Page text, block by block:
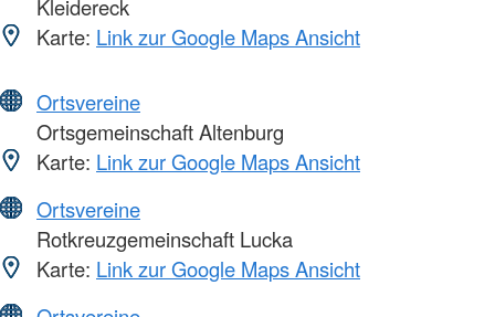
Kleidereck
Karte: Link zur Google Maps Ansicht
Ortsvereine
Ortsgemeinschaft Altenburg
Karte: Link zur Google Maps Ansicht
Ortsvereine
Rotkreuzgemeinschaft Lucka
Karte: Link zur Google Maps Ansicht